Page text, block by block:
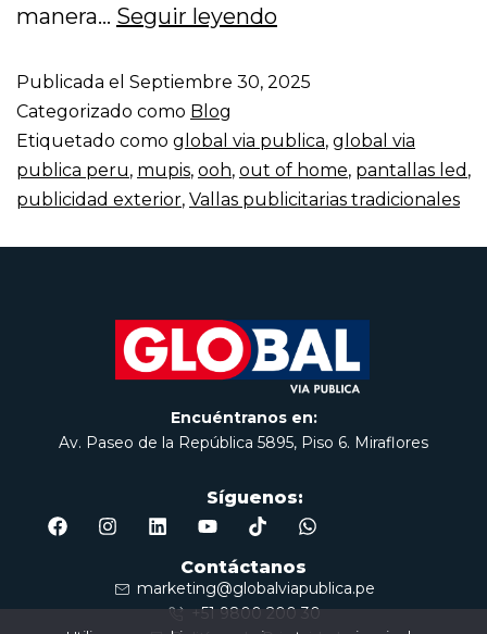
manera… Seguir leyendo
Publicada el Septiembre 30, 2025
Categorizado como Blog
Etiquetado como global via publica, global via
publica peru, mupis, ooh, out of home, pantallas led ,
publicidad exterior, Vallas publicitarias tradicionales
Encuéntranos en:
Av. Paseo de la República 5895, Piso 6. Miraflores
Síguenos:
Contáctanos
marketing@globalviapublica.pe
+51 9800 200 30